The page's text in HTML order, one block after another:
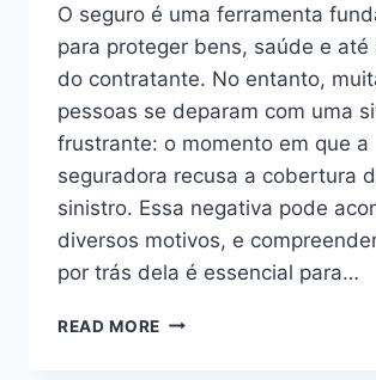
O seguro é uma ferramenta
para proteger bens, saúde e até
do contratante. No entanto,
pessoas se deparam com uma
frustrante: o momento em que a
seguradora recusa a cobertura
sinistro. Essa negativa pode
diversos motivos, e
por trás dela é essencial para…
READ MORE QUANDO